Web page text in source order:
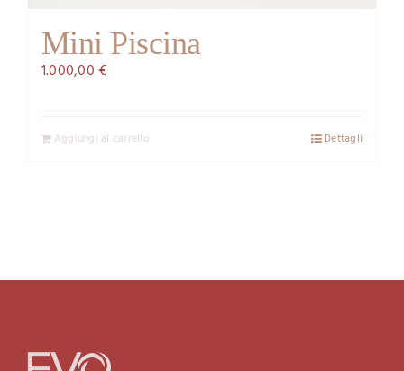
Mini Piscina
1.000,00€
Aggiungi al carrello Dettagli